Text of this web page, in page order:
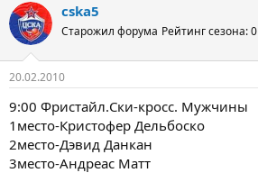
cska5
Старожил форума Рейтинг сезона: 0
20.02.2010
9:00 Фристайл.Cки-кросс. Мужчины
1место-Кристофер Дельбоско
2место-Дэвид Данкан
3место-Андреас Матт